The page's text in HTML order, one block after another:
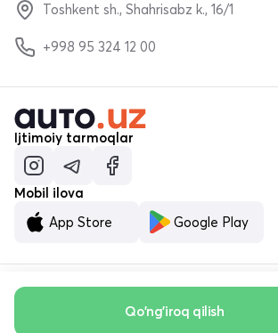
Qo'ng'iroq qilish
Toshkent sh., Shahrisabz k., 16/1
+998 95 324 12 00
Ijtimoiy tarmoqlar
Mobil ilova
App Store
Google Play
© «MALUMOTNOMA» MChJ 2023–2026